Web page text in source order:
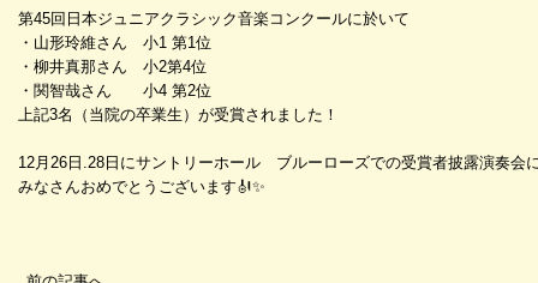
第45回日本ジュニアクラシック音楽コンクールに於いて
・山形玲維さん 小1 第1位
・柳井真那さん 小2第4位
・関智哉さん 小4 第2位
上記3名（当院の卒業生）が受賞されました！
12月26日.28日にサントリーホール ブルーローズでの受賞者披露演奏会
みなさんおめでとうございます🎻✨